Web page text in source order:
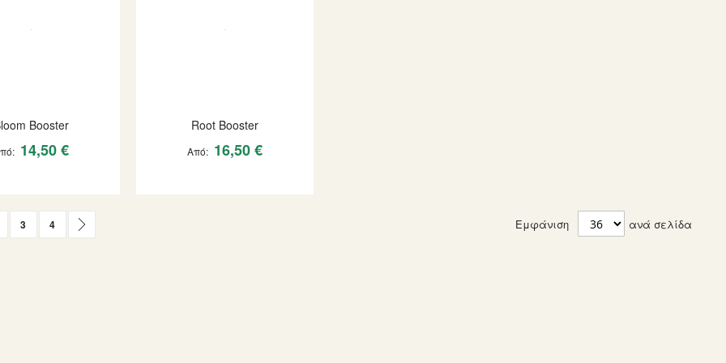
Booster
14,50 €
Root Booster
Από 16,50 €
reading page
Page
3 Page
4 Εμφάνιση ανά σελίδα